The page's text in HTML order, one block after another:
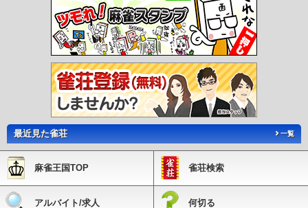
最近見た雀荘 一覧
麻雀王国TOP 雀荘検索
アルバイト/求人 何切る